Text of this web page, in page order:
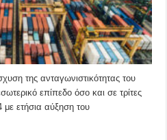
της ανταγωνιστικότητας του
επίπεδο όσο και σε τρίτες
με ετήσια αύξηση του